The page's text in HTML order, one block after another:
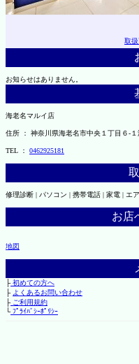
取
お知らせはありません。
海老名マルイ店
住所 ： 神奈川県海老名市中央１丁目６-
TEL ： 0462925181
修理診断 | パソコン | 携帯電話 | 家電 | エ
お店
地図
├初めての方へ
├ よくあるお問い合わせ
├ご利用規約
└ﾌﾟﾗｲﾊﾞｼｰﾎﾟﾘｼｰ